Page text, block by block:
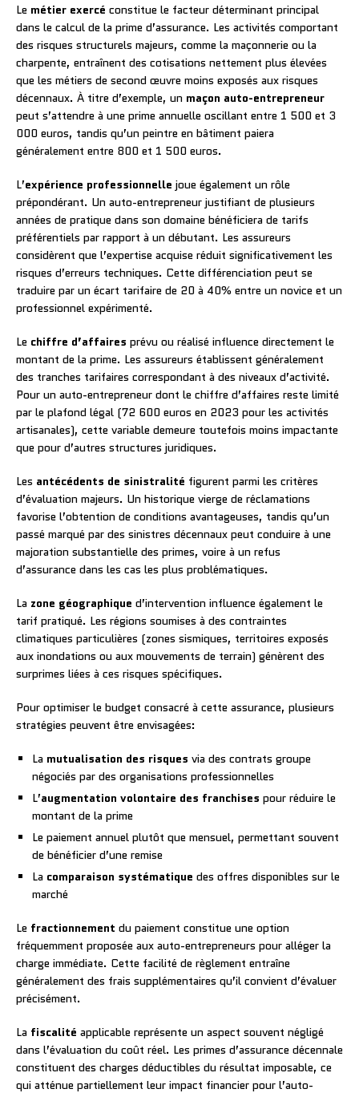
Le métier exercé constitue le facteur déterminant principal
dans le calcul de la prime d’assurance. Les activités comportant
des risques structurels majeurs, comme la maçonnerie ou la
charpente, entraînent des cotisations nettement plus élevées
que les métiers de second œuvre moins exposés aux risques
décennaux. À titre d’exemple, un maçon auto-entrepreneur
peut s’attendre à une prime annuelle oscillant entre 1 500 et 3
000 euros, tandis qu’un peintre en bâtiment paiera
généralement entre 800 et 1 500 euros.
L’expérience professionnelle joue également un rôle
prépondérant. Un auto-entrepreneur justifiant de plusieurs
années de pratique dans son domaine bénéficiera de tarifs
préférentiels par rapport à un débutant. Les assureurs
considèrent que l’expertise acquise réduit significativement les
risques d’erreurs techniques. Cette différenciation peut se
traduire par un écart tarifaire de 20 à 40% entre un novice et un
professionnel expérimenté.
Le chiffre d’affaires prévu ou réalisé influence directement le
montant de la prime. Les assureurs établissent généralement
des tranches tarifaires correspondant à des niveaux d’activité.
Pour un auto-entrepreneur dont le chiffre d’affaires reste limité
par le plafond légal (72 600 euros en 2023 pour les activités
artisanales), cette variable demeure toutefois moins impactante
que pour d’autres structures juridiques.
Les antécédents de sinistralité figurent parmi les critères
d’évaluation majeurs. Un historique vierge de réclamations
favorise l’obtention de conditions avantageuses, tandis qu’un
passé marqué par des sinistres décennaux peut conduire à une
majoration substantielle des primes, voire à un refus
d’assurance dans les cas les plus problématiques.
La zone géographique d’intervention influence également le
tarif pratiqué. Les régions soumises à des contraintes
climatiques particulières (zones sismiques, territoires exposés
aux inondations ou aux mouvements de terrain) génèrent des
surprimes liées à ces risques spécifiques.
Pour optimiser le budget consacré à cette assurance, plusieurs
stratégies peuvent être envisagées:
La mutualisation des risques via des contrats groupe
négociés par des organisations professionnelles
L’augmentation volontaire des franchises pour réduire le
montant de la prime
Le paiement annuel plutôt que mensuel, permettant souvent
de bénéficier d’une remise
La comparaison systématique des offres disponibles sur le
marché
Le fractionnement du paiement constitue une option
fréquemment proposée aux auto-entrepreneurs pour alléger la
charge immédiate. Cette facilité de règlement entraîne
généralement des frais supplémentaires qu’il convient d’évaluer
précisément.
La fiscalité applicable représente un aspect souvent négligé
dans l’évaluation du coût réel. Les primes d’assurance décennale
constituent des charges déductibles du résultat imposable, ce
qui atténue partiellement leur impact financier pour l’auto-